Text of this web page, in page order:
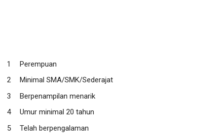
Perempuan
Minimal SMA/SMK/Sederajat
Berpenampilan menarik
Umur minimal 20 tahun
Telah berpengalaman